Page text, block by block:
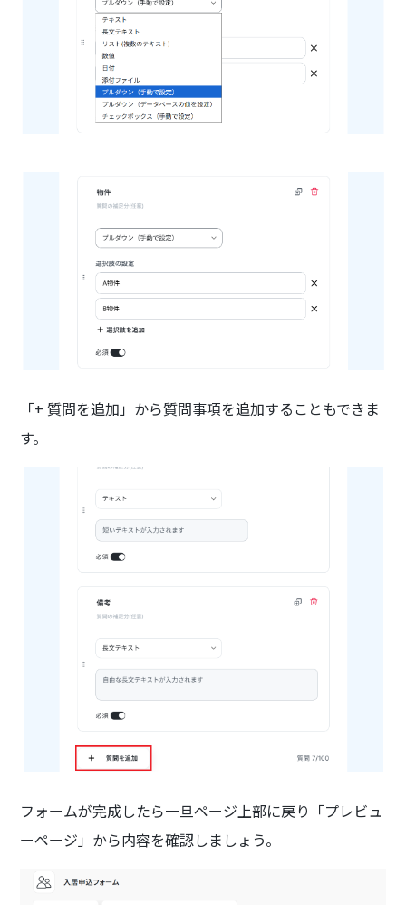
「+ 質問を追加」から質問事項を追加することもできま
す。
フォームが完成したら一旦ページ上部に戻り「プレビュ
ーページ」から内容を確認しましょう。